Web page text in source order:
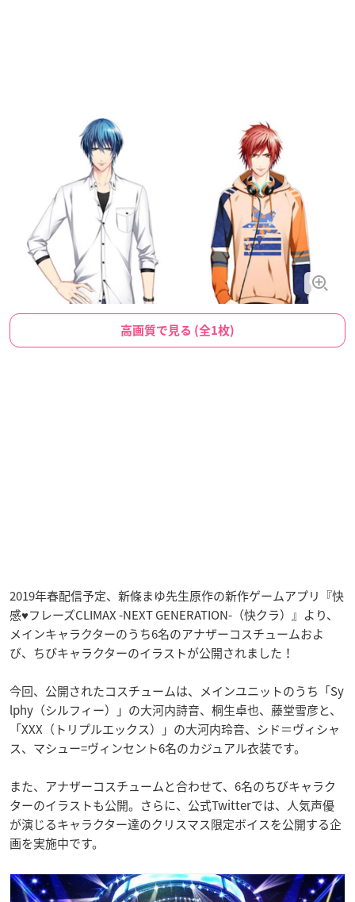
高画質で見る (全1枚)
2019年春配信予定、新條まゆ先生原作の新作ゲームアプリ『快
感♥フレーズCLIMAX -NEXT GENERATION-（快クラ）』より、
メインキャラクターのうち6名のアナザーコスチュームおよ
び、ちびキャラクターのイラストが公開されました！
今回、公開されたコスチュームは、メインユニットのうち「Sy
lphy（シルフィー）」の大河内詩音、桐生卓也、藤堂雪彦と、
「XXX（トリプルエックス）」の大河内玲音、シド＝ヴィシャ
ス、マシュー=ヴィンセント6名のカジュアル衣装です。
また、アナザーコスチュームと合わせて、6名のちびキャラク
ターのイラストも公開。さらに、公式Twitterでは、人気声優
が演じるキャラクター達のクリスマス限定ボイスを公開する企
画を実施中です。